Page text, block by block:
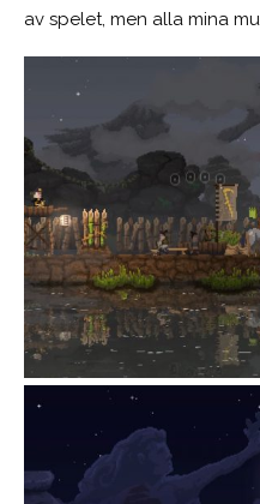
av spelet, men alla mina